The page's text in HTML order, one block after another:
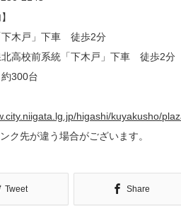
下木戸」下車 徒歩2分
北高校前系統「下木戸」下車 徒歩2
約300台
higashi/kuyakusho/
ク先が違う場合がございます。
Tweet Share